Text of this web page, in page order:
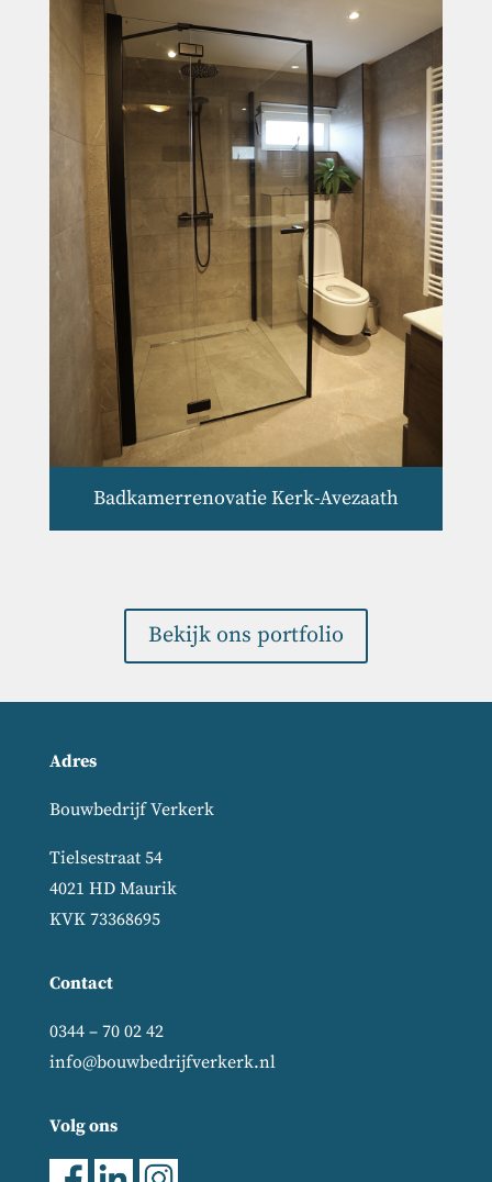
Badkamerrenovatie Kerk-Avezaath
Bekijk ons portfolio
Adres
Bouwbedrijf Verkerk
Tielsestraat 54
4021 HD Maurik
KVK 73368695
Contact
0344 – 70 02 42
info@bouwbedrijfverkerk.nl
Volg ons